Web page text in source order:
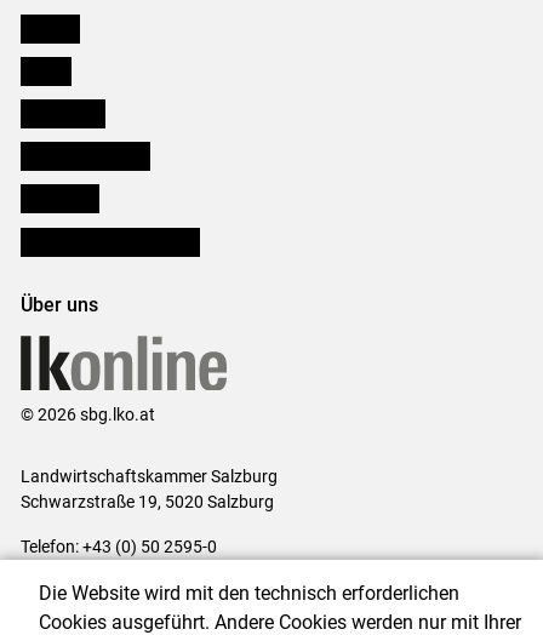
Über uns
© 2026 sbg.lko.at
Landwirtschaftskammer Salzburg
Schwarzstraße 19, 5020 Salzburg
Telefon: +43 (0) 50 2595-0
Impressum|Kontakt|Datenschutzerklärung|Barrierefreiheit|
Die Website wird mit den technisch erforderlichen
Cookies ausgeführt. Andere Cookies werden nur mit Ihrer